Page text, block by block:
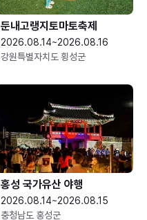
둔내고랭지토마토축제
2026.08.14~2026.08.16
강원특별자치도 횡성군
홍성 국가유산 야행
2026.08.14~2026.08.15
충청남도 홍성군